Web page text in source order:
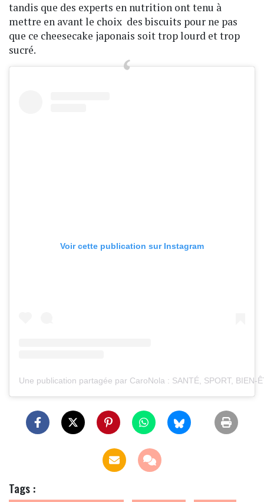
tandis que des experts en nutrition ont tenu à
mettre en avant le choix des biscuits pour ne pas
que ce cheesecake japonais soit trop lourd et trop
sucré.
Voir cette publication sur Instagram
Une publication partagée par CaroNola : SANTÉ, SPORT, BIEN-
Tags :